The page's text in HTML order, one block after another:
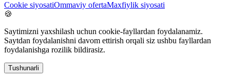
Cookie siyosatiOmmaviy ofertaMaxfiylik siyosati
🍪
Saytimizni yaxshilash uchun cookie-fayllardan foydalanamiz.
Saytdan foydalanishni davom ettirish orqali siz ushbu fayllardan
foydalanishga rozilik bildirasiz.
Tushunarli